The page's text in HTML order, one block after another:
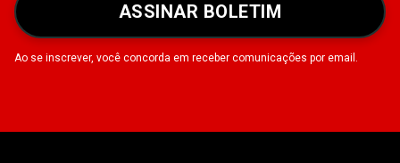
ASSINAR BOLETIM
Ao se inscrever, você concorda em receber comunicações por email.